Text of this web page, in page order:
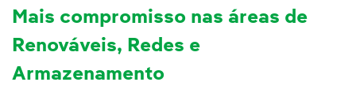
Mais compromisso nas áreas de
Renováveis, Redes e
Armazenamento